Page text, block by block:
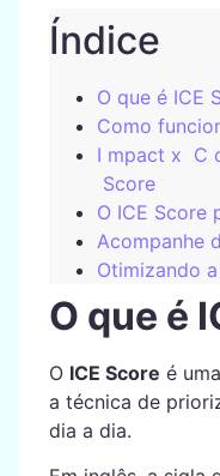
Índice
O que é ICE
Como
I mpact x C
Score
O ICE Score
Acompanhe
Otimizando
O que é
O ICE Score é
a técnica de
dia a dia.